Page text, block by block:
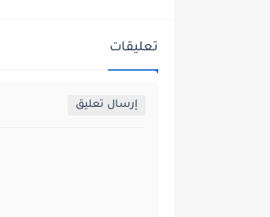
تعليقات
إرسال تعليق